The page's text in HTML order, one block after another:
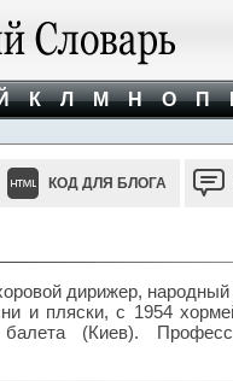
К Л М Н О П
КОД ДЛЯ БЛОГА
дирижер,
и пляски, с 1954
(Киев).